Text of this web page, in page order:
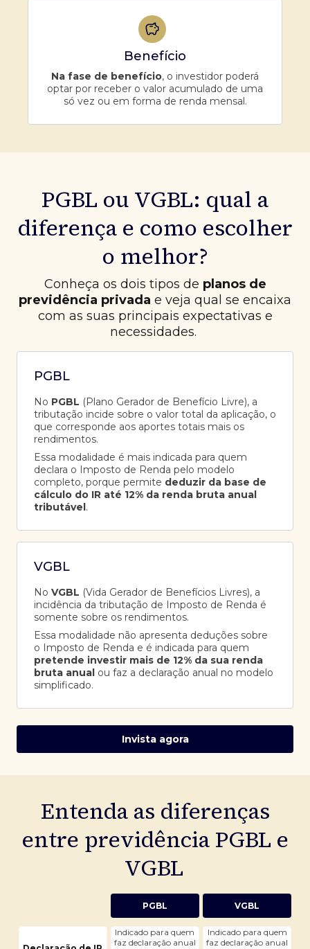
Benefício
Na fase de benefício, o investidor poderá
optar por receber o valor acumulado de uma
só vez ou em forma de renda mensal.
PGBL ou VGBL: qual a
diferença e como escolher
o melhor?
Conheça os dois tipos de planos de
previdência privada e veja qual se encaixa
com as suas principais expectativas e
necessidades.
PGBL
No PGBL (Plano Gerador de Benefício Livre), a
tributação incide sobre o valor total da aplicação, o
que corresponde aos aportes totais mais os
rendimentos.
Essa modalidade é mais indicada para quem
declara o Imposto de Renda pelo modelo
completo, porque permite deduzir da base de
cálculo do IR até 12% da renda bruta anual
tributável.
VGBL
No VGBL (Vida Gerador de Benefícios Livres), a
incidência da tributação de Imposto de Renda é
somente sobre os rendimentos.
Essa modalidade não apresenta deduções sobre
o Imposto de Renda e é indicada para quem
pretende investir mais de 12% da sua renda
bruta anual ou faz a declaração anual no modelo
simplificado.
Invista agora
Entenda as diferenças
entre previdência PGBL e
VGBL
PGBL VGBL
Indicado para quem
faz declaração anual
Indicado para quem
faz declaração anual